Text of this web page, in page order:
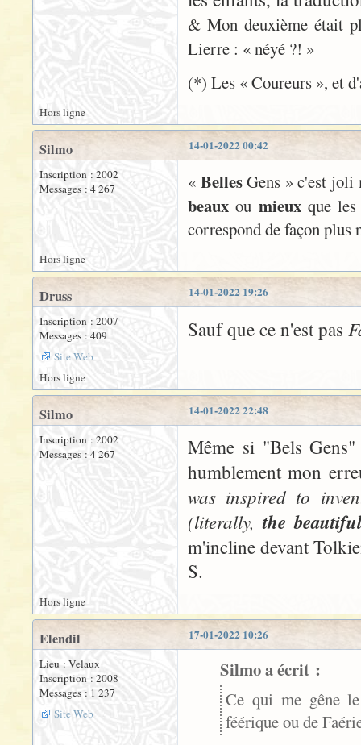
& Mon deuxième était
Lierre : « néyé ?! »
(*) Les « Coureurs », et
Hors ligne
14-01-2022 00:42
Silmo
Inscription : 2002
Messages : 4 267
« BellesGens » c'est joli
beauxou mieuxque
correspond de façon
Hors ligne
14-01-2022 19:26
Druss
Inscription : 2007
Messages : 409
Site Web
Sauf que ce n'est pas
Hors ligne
14-01-2022 22:48
Silmo
Inscription : 2002
Messages : 4 267
Même si "Bels
humblement mon
was inspired to
(literally,the
m'incline devant
S.
Hors ligne
17-01-2022 10:26
Elendil
Lieu : Velaux
Inscription : 2008
Messages : 1 237
Site Web
Silmo a écrit :
Ce qui me gêne
féérique ou de